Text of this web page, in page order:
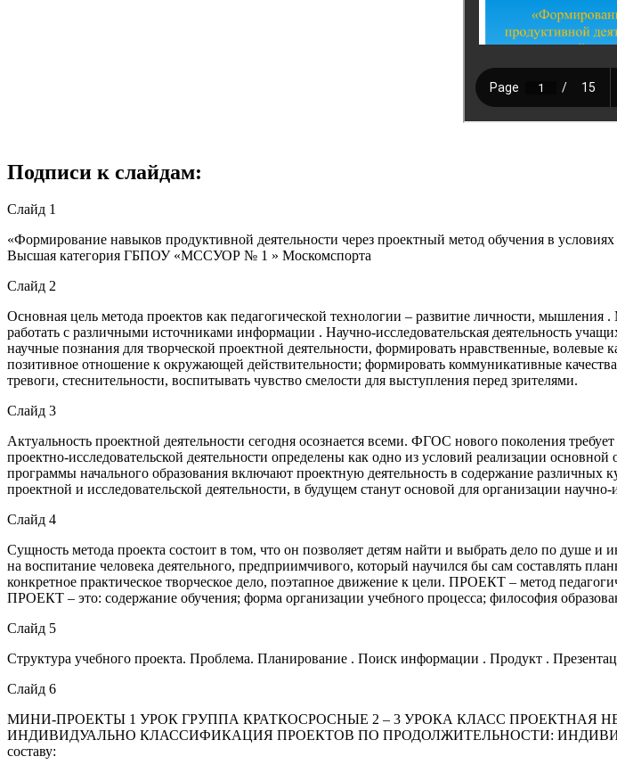
Подписи к слайдам:
Слайд 1
«Формирование навыков продуктивной деятельности через проектный метод обучения в
Высшая категория ГБПОУ «МССУОР № 1 » Москомспорта
Слайд 2
Основная цель метода проектов как педагогической технологии – развитие личности,
работать с различными источниками информации . Научно-исследовательская деятельность
научные познания для творческой проектной деятельности, формировать нравственные, волевые
позитивное отношение к окружающей действительности; формировать коммуникативные
тревоги, стеснительности, воспитывать чувство смелости для выступления перед зрителями.
Слайд 3
Актуальность проектной деятельности сегодня осознается всеми. ФГОС нового поколения
проектно-исследовательской деятельности определены как одно из условий реализации
программы начального образования включают проектную деятельность в содержание различных
проектной и исследовательской деятельности, в будущем станут основой для организации
Слайд 4
Сущность метода проекта состоит в том, что он позволяет детям найти и выбрать дело по душе и
на воспитание человека деятельного, предприимчивого, который научился бы сам составлять
конкретное практическое творческое дело, поэтапное движение к цели. ПРОЕКТ – метод
ПРОЕКТ – это: содержание обучения; форма организации учебного процесса; философия
Слайд 5
Структура учебного проекта. Проблема. Планирование . Поиск информации . Продукт .
Слайд 6
МИНИ-ПРОЕКТЫ 1 УРОК ГРУППА КРАТКОСРОСНЫЕ 2 – 3 УРОКА КЛАСС
ИНДИВИДУАЛЬНО КЛАССИФИКАЦИЯ ПРОЕКТОВ ПО ПРОДОЛЖИТЕЛЬНОСТИ:
составу: